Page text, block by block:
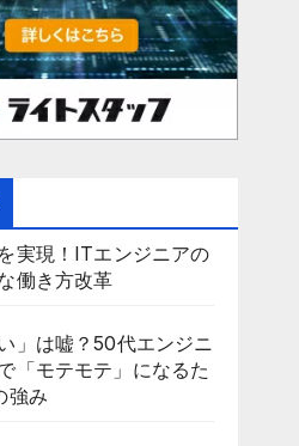
実現！ITエンジニアの
働き方改革
」は嘘？50代エンジニ
「モテモテ」になるた
強み